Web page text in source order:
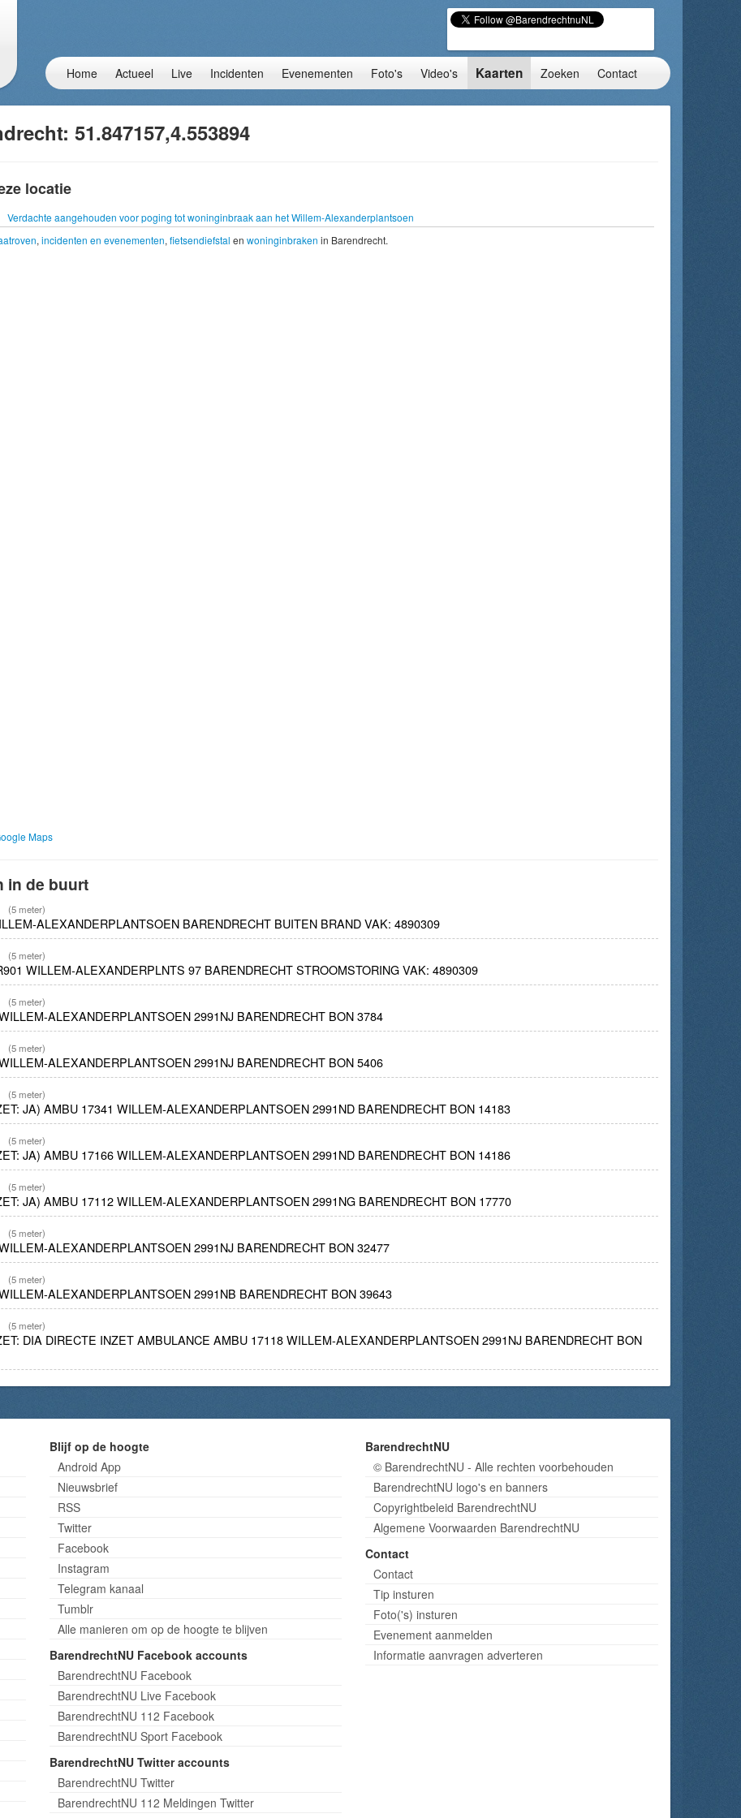
Home Actueel Live Incidenten Evenementen Foto's Video's Kaarten Zoeken Contact
51.847157,4.553894
locatie
Verdachte aangehouden voor poging tot woninginbraak aan het Willem-Alexanderplantsoen
, incidenten en evenementen, fietsendiefstal en woninginbraken in Barendrecht.
Maps
in de buurt
(5 meter)
ALEXANDERPLANTSOEN BARENDRECHT BUITEN BRAND VAK: 4890309
(5 meter)
WILLEM-ALEXANDERPLNTS 97 BARENDRECHT STROOMSTORING VAK: 4890309
(5 meter)
ALEXANDERPLANTSOEN 2991NJ BARENDRECHT BON 3784
(5 meter)
ALEXANDERPLANTSOEN 2991NJ BARENDRECHT BON 5406
(5 meter)
JA) AMBU 17341 WILLEM-ALEXANDERPLANTSOEN 2991ND BARENDRECHT BON 14183
(5 meter)
JA) AMBU 17166 WILLEM-ALEXANDERPLANTSOEN 2991ND BARENDRECHT BON 14186
(5 meter)
JA) AMBU 17112 WILLEM-ALEXANDERPLANTSOEN 2991NG BARENDRECHT BON 17770
(5 meter)
ALEXANDERPLANTSOEN 2991NJ BARENDRECHT BON 32477
(5 meter)
ALEXANDERPLANTSOEN 2991NB BARENDRECHT BON 39643
(5 meter)
DIA DIRECTE INZET AMBULANCE AMBU 17118 WILLEM-ALEXANDERPLANTSOEN 2991NJ BARENDRECHT BON
Blijf op de hoogte
Android App
Nieuwsbrief
RSS
Twitter
Facebook
Instagram
Telegram kanaal
Tumblr
Alle manieren om op de hoogte te blijven
BarendrechtNU Facebook accounts
BarendrechtNU Facebook
BarendrechtNU Live Facebook
BarendrechtNU 112 Facebook
BarendrechtNU Sport Facebook
BarendrechtNU Twitter accounts
BarendrechtNU Twitter
BarendrechtNU 112 Meldingen Twitter
BarendrechtNU
© BarendrechtNU - Alle rechten voorbehouden
BarendrechtNU logo's en banners
Copyrightbeleid BarendrechtNU
Algemene Voorwaarden BarendrechtNU
Contact
Contact
Tip insturen
Foto('s) insturen
Evenement aanmelden
Informatie aanvragen adverteren